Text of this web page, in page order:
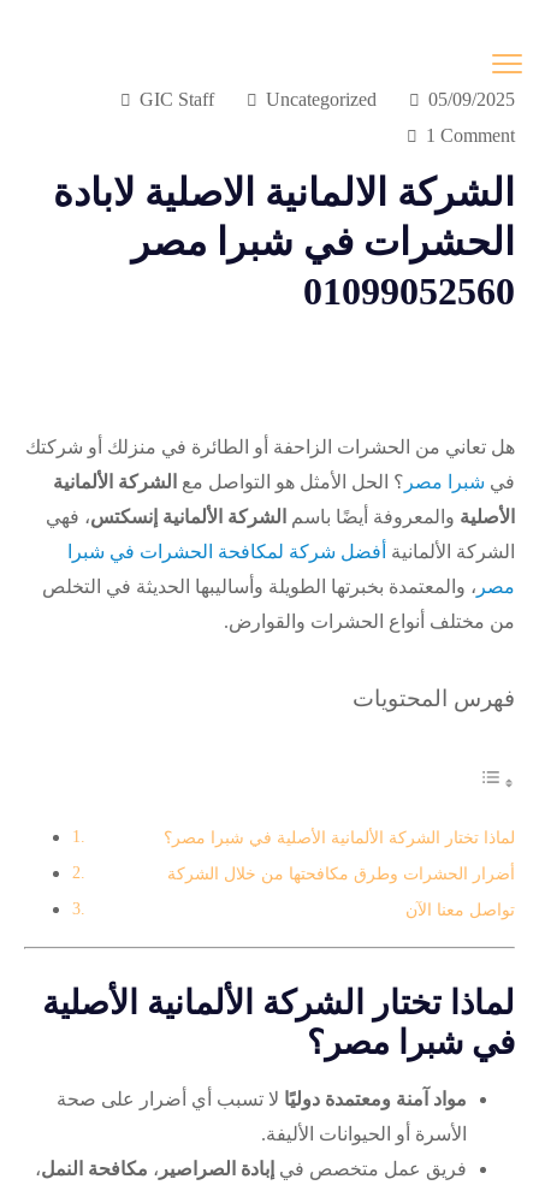
05/09/2025
Uncategorized
GIC Staff
1 Comment
الشركة الالمانية الاصلية لابادة
الحشرات في شبرا مصر
01099052560
هل تعاني من الحشرات الزاحفة أو الطائرة في منزلك أو شركتك
في شبرا مصر ؟ الحل الأمثل هو التواصل مع الشركة الألمانية
الأصلية والمعروفة أيضًا باسم الشركة الألمانية إنسكتس، فهي
الشركة الألمانية أفضل شركة لمكافحة الحشرات في شبرا
مصر ، والمعتمدة بخبرتها الطويلة وأساليبها الحديثة في التخلص
من مختلف أنواع الحشرات والقوارض.
فهرس المحتويات
لماذا تختار الشركة الألمانية الأصلية في شبرا مصر؟
أضرار الحشرات وطرق مكافحتها من خلال الشركة
تواصل معنا الآن
لماذا تختار الشركة الألمانية الأصلية
في شبرا مصر؟
مواد آمنة ومعتمدة دوليًا لا تسبب أي أضرار على صحة
الأسرة أو الحيوانات الأليفة.
فريق عمل متخصص في إبادة الصراصير ، مكافحة النمل،